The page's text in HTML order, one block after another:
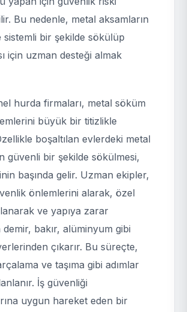
Bu nedenle, metal aksamların
sistemli bir şekilde sökülüp
için uzman desteği almak
hurda firmaları, metal söküm
büyük bir titizlikle
boşaltılan evlerdeki metal
güvenli bir şekilde sökülmesi,
başında gelir. Uzman ekipler,
önlemlerini alarak, özel
ve yapıya zarar
bakır, alüminyum gibi
çıkarır. Bu süreçte,
ve taşıma gibi adımlar
İş güvenliği
uygun hareket eden bir